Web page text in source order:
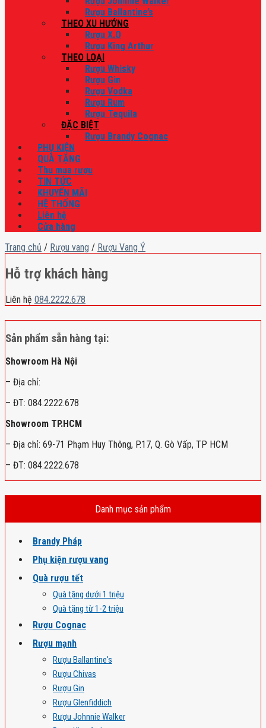
Rượu Ballantine’s
THEO XU HƯỚNG
Rượu X.O
Rượu King Arthur
THEO LOẠI
Rượu Whisky
Rượu Gin
Rượu Vodka
Rượu Rum
Rượu Tequila
ĐẶC BIỆT
Rượu Brandy Cognac
PHỤ KIỆN
QUÀ TẶNG
Thu mua rượu
TIN TỨC
KHUYẾN MÃI
HỆ THỐNG
Liên hệ
Cửa hàng
Trang chủ / Rượu vang / Rượu Vang Ý
Hỗ trợ khách hàng
Liên hệ 084.2222.678
Sản phẩm sẵn hàng tại:
Showroom Hà Nội
– Địa chỉ:
– ĐT: 084.2222.678
Showroom TP.HCM
– Địa chỉ: 69-71 Phạm Huy Thông, P.17, Q. Gò Vấp, TP HCM
– ĐT: 084.2222.678
Danh mục sản phẩm
Brandy Pháp
Phụ kiện rượu vang
Quà rượu tết
Quà tặng dưới 1 triệu
Quà tặng từ 1-2 triệu
Rượu Cognac
Rượu mạnh
Rượu Ballantine's
Rượu Chivas
Rượu Gin
Rượu Glenfiddich
Rượu Johnnie Walker